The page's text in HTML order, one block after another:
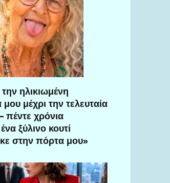
ηλικιωμένη
μου μέχρι την τελευταία
πέντε χρόνια
ξύλινο κουτί
στην πόρτα μου»